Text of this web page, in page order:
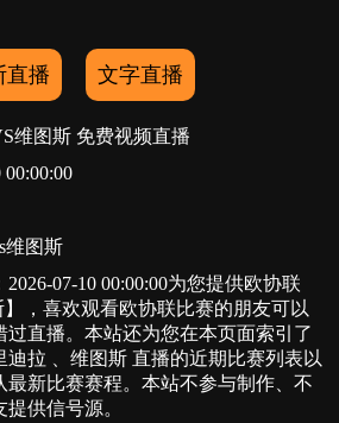
直播 文字直播
维图斯 免费视频直播
维图斯
07-10 00:00:00为您提供欧协联
】，喜欢观看欧协联比赛的朋友可以
直播。本站还为您在本页面索引了
拉 、维图斯 直播的近期比赛列表以
最新比赛赛程。本站不参与制作、不
供信号源。